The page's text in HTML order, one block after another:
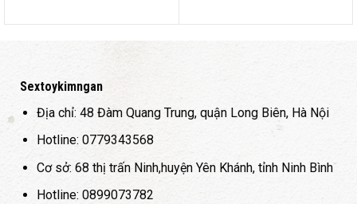
Sextoykimngan
Địa chỉ: 48 Đàm Quang Trung, quận Long Biên, Hà Nội
Hotline: 0779343568
Cơ sở: 68 thị trấn Ninh,huyện Yên Khánh, tỉnh Ninh Bình
Hotline: 0899073782